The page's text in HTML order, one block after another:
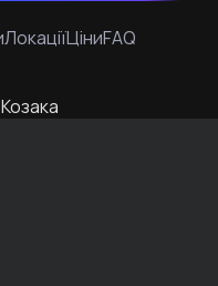
ЛокаціїЦіниFAQ